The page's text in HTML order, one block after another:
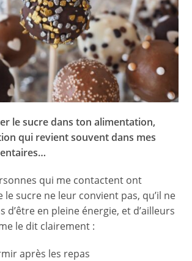
le sucre dans ton alimentation,
qui revient souvent dans mes
qui me contactent ont
le sucre ne leur convient pas, qu’il ne
d’être en pleine énergie, et d’ailleurs
le dit clairement :
après les repas